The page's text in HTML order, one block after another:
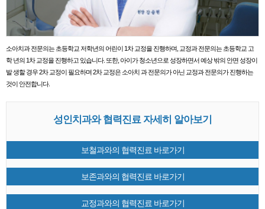
소아치과 전문의는 초등학교 저학년의 어린이 1차 교정을 진행하며, 교정과 전문의는 초등학교 고
학 년의 1차 교정을 진행하고 있습니다. 또한, 아이가 청소년으로 성장하면서 예상 밖의 안면 성장이
발 생할 경우 2차 교정이 필요하며 2차 교정은 소아치 과 전문의가 아닌 교정과 전문의가 진행하는
것이 안전합니다.
성인치과와 협력진료 자세히 알아보기
보철과와의 협력진료 바로가기
보존과와의 협력진료 바로가기
교정과와의 협력진료 바로가기